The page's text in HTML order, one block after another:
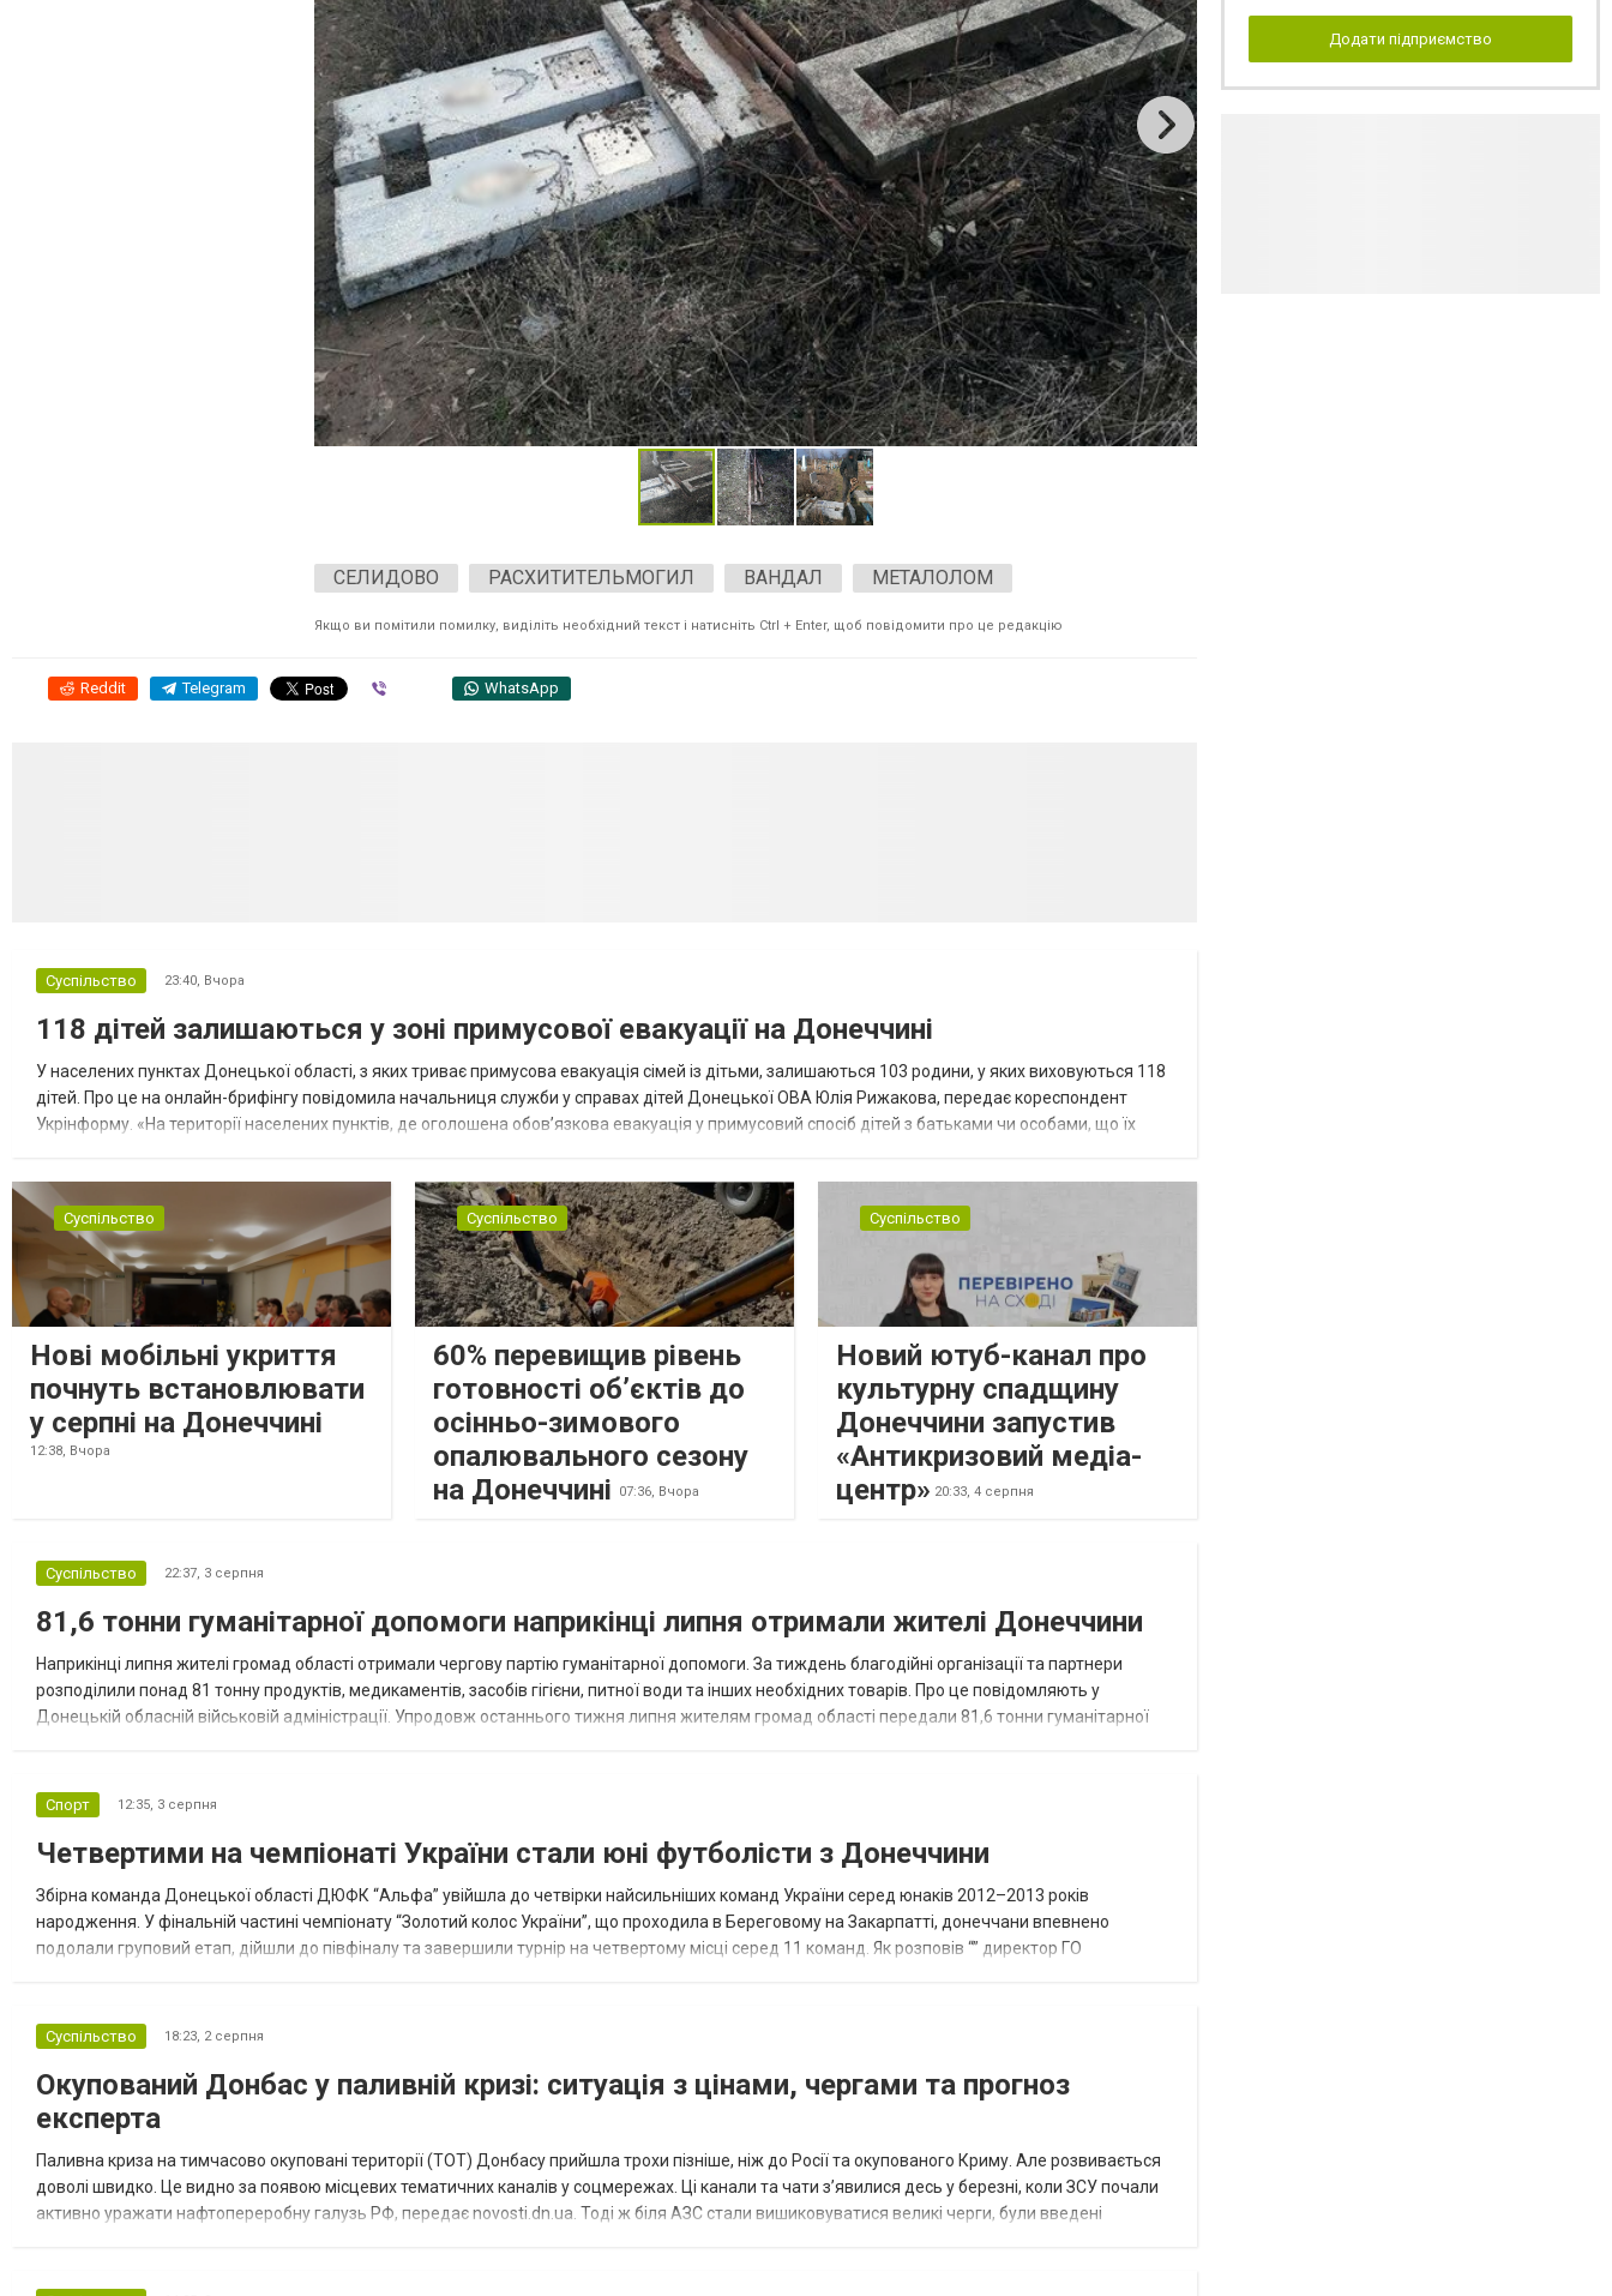
СЕЛИДОВО РАСХИТИТЕЛЬМОГИЛ ВАНДАЛ МЕТАЛОЛОМ
Якщо ви помітили помилку, виділіть необхідний текст і натисніть Ctrl + Enter, щоб повідомити про це редакцію
Reddit Telegram WhatsApp
Суспільство 23:40, Вчора
118 дітей залишаються у зоні примусової евакуації на Донеччині
У населених пунктах Донецької області, з яких триває примусова евакуація сімей із дітьми, залишаються 103 родини, у яких виховуються 118
дітей. Про це на онлайн-брифінгу повідомила начальниця служби у справах дітей Донецької ОВА Юлія Рижакова, передає кореспондент
Укрінформу. «На території населених пунктів, де оголошена обов’язкова евакуація у примусовий спосіб дітей з батьками чи особами, що їх
Суспільство
Нові мобільні укриття
почнуть встановлювати
у серпні на Донеччині
12:38, Вчора
Суспільство
60% перевищив рівень
готовності об’єктів до
осінньо-зимового
опалювального сезону
на Донеччині
07:36, Вчора
Суспільство
Новий ютуб-канал про
культурну спадщину
Донеччини запустив
«Антикризовий медіа-
центр» 20:33, 4 серпня
Суспільство 22:37, 3 серпня
81,6 тонни гуманітарної допомоги наприкінці липня отримали жителі Донеччини
Наприкінці липня жителі громад області отримали чергову партію гуманітарної допомоги. За тиждень благодійні організації та партнери
розподілили понад 81 тонну продуктів, медикаментів, засобів гігієни, питної води та інших необхідних товарів. Про це повідомляють у
Донецькій обласній військовій адміністрації. Упродовж останнього тижня липня жителям громад області передали 81,6 тонни гуманітарної
Спорт 12:35, 3 серпня
Четвертими на чемпіонаті України стали юні футболісти з Донеччини
Збірна команда Донецької області ДЮФК “Альфа” увійшла до четвірки найсильніших команд України серед юнаків 2012–2013 років
народження. У фінальній частині чемпіонату “Золотий колос України”, що проходила в Береговому на Закарпатті, донеччани впевнено
подолали груповий етап, дійшли до півфіналу та завершили турнір на четвертому місці серед 11 команд. Як розповів “” директор ГО
Суспільство 18:23, 2 серпня
Окупований Донбас у паливній кризі: ситуація з цінами, чергами та прогноз
експерта
Паливна криза на тимчасово окуповані території (ТОТ) Донбасу прийшла трохи пізніше, ніж до Росії та окупованого Криму. Але розвивається
доволі швидко. Це видно за появою місцевих тематичних каналів у соцмережах. Ці канали та чати з’явилися десь у березні, коли ЗСУ почали
активно уражати нафтопереробну галузь РФ, передає novosti.dn.ua. Тоді ж біля АЗС стали вишиковуватися великі черги, були введені
Додати підприємство